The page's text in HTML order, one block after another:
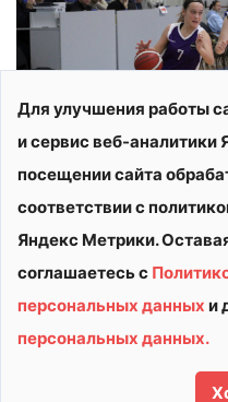
© 2026 АУ ДО ВО «СШОР
Политика
Для улучшения работы
и сервис веб-
посещении сайта
соответствии с
Яндекс Метрики.
соглашаетесь с
персональных данных и
персональных данных.